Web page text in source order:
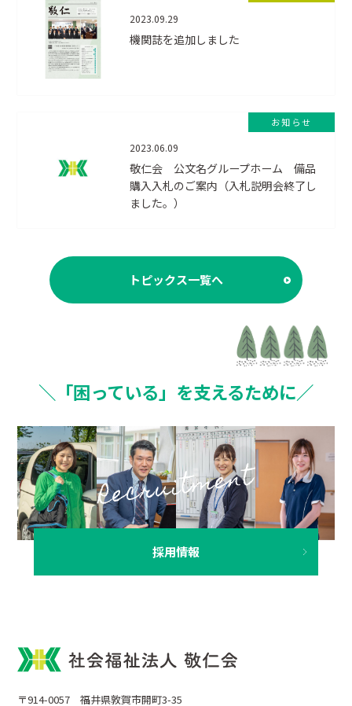
2023.09.29
機関誌を追加しました
お知らせ
2023.06.09
敬仁会 公文名グループホーム 備品
購入入札のご案内（入札説明会終了し
ました。）
トピックス一覧へ
＼「困っている」を支えるために／
採用情報
〒914-0057 福井県敦賀市開町3-35